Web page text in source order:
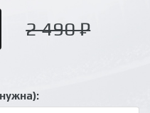
2 490 ₽